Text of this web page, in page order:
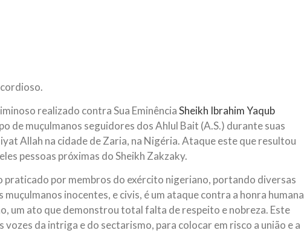
realizado contra Sua EminênciaSheikh Ibrahim Yaqub
de muçulmanos seguidores dos Ahlul Bait (A.S.) durante suas
Allah na cidade de Zaria, na Nigéria. Ataque este que resultou
pessoas próximas do Sheikh Zakzaky.
praticado por membros do exército nigeriano, portando diversas
inocentes, e civis, é um ataque contra a honra humana
um ato que demonstrou total falta de respeito e nobreza. Este
da intriga e do sectarismo, para colocar em risco a união e a